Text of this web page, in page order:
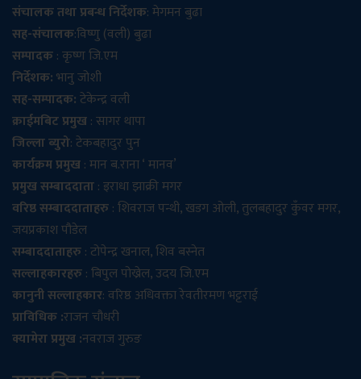
संचालक तथा प्रबन्ध निर्देशक: मेगमन बुढा
सह-संचालक:विष्णु (वली) बुढा
सम्पादक: कृष्ण जि.एम
निर्देशक:भानु जोशी
सह-सम्पादक:टेकेन्द्र वली
क्राईमबिट प्रमुख: सागर थापा
जिल्ला ब्युरो: टेकबहादुर पुन
कार्यक्रम प्रमुख: मान ब.राना ‘ मानव’
प्रमुख सम्बाददाता: इराधा झाक्री मगर
वरिष्ठ सम्बाददाताहरु: शिवराज पन्थी, खडग ओली, तुलबहादुर कुँवर मगर,
जयप्रकाश पौडेल
सम्बाददाताहरु: टोपेन्द्र खनाल, शिव बस्नेत
सल्लाहकारहरु: बिपुल पोख्रेल, उदय जि.एम
कानुनी सल्लाहकार: वरिष्ठ अधिवक्ता रेवतीरमण भट्टराई
प्राविधिक :राजन चौधरी
क्यामेरा प्रमुख :नवराज गुरुङ